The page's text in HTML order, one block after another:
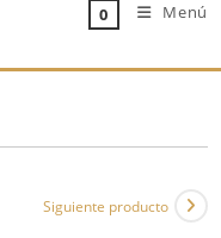
0 Menú
Siguiente producto